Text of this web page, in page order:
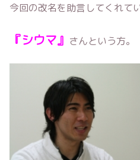
今回の改名を助言してくれて
『シウマ』 さんという方。